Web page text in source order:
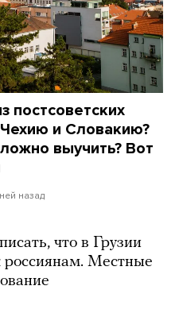
постсоветских
Чехию и Словакию?
выучить? Вот
назад
что в Грузии
россиянам. Местные